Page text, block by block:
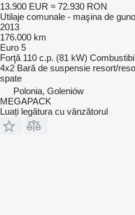
13.900 EUR ≈ 72.930 RON
Utilaje comunale - maşina de
2013
176.000 km
Euro 5
Forţă 110 c.p. (81 kW)
4x2 Bară de suspensie resort/
spate
Polonia, Goleniów
MEGAPACK
Luați legătura cu vânzătorul